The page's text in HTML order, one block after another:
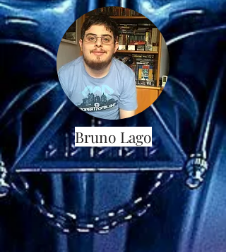
Bruno Lago